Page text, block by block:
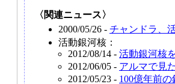
〈関連ニュース〉
2000/05/26 - チャンドラ、
活動銀河核：
2012/08/14 - 活動銀河核
2012/06/05 - アルマで見
2012/05/23 - 100億年前